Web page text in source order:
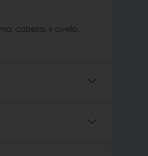
cabeza, y cuello,